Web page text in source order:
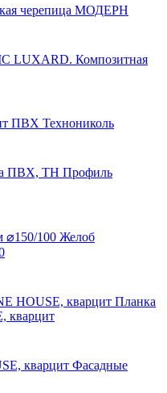
черепица МОДЕРН
Композитная
ПВХ Технониколь
Профиль
Желоб
Планка
кварцит
Фасадные